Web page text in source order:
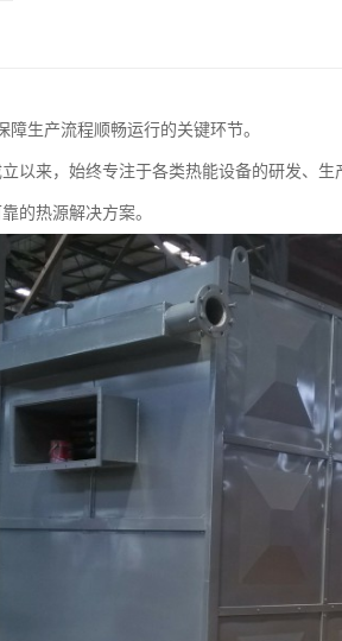
生产流程顺畅运行的关键环节。
以来，始终专注于各类热能设备的研发、
的热源解决方案。